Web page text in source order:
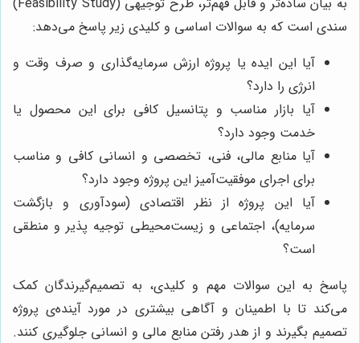
سندی است که به سوالات اساسی و کلیدی زیر پاسخ می‌دهد:
آیا این ایده یا پروژه ارزش سرمایه‌گذاری و صرف وقت و
انرژی را دارد؟
آیا بازار مناسب و پتانسیل کافی برای این محصول یا
خدمت وجود دارد؟
آیا منابع مالی، فنی، تخصصی و انسانی کافی و مناسب
برای اجرای موفقیت‌آمیز این پروژه وجود دارد؟
آیا این پروژه از نظر اقتصادی (سودآوری و بازگشت
سرمایه)، اجتماعی و زیست‌محیطی توجیه پذیر و منطقی
است؟
پاسخ به این سوالات مهم و کلیدی، به تصمیم‌گیرندگان کمک
می‌کند تا با اطمینان و آگاهی بیشتری در مورد آینده‌ی پروژه
تصمیم بگیرند و از هدر رفتن منابع مالی و انسانی جلوگیری کنند.